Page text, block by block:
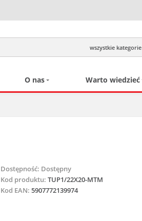
wszystkie kategorie
O nas Warto wiedzieć
Dostępność: Dostępny
Kod produktu: TUP1/22X20-MTM
Kod EAN: 5907772139974